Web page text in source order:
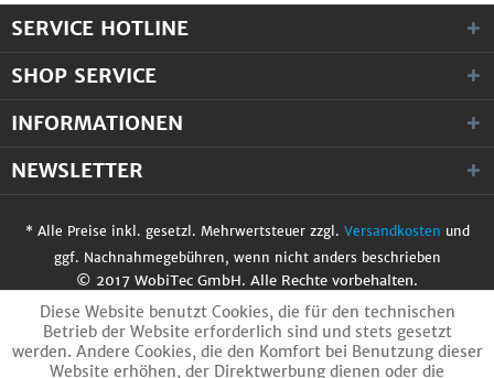
SERVICE HOTLINE
SHOP SERVICE
INFORMATIONEN
NEWSLETTER
* Alle Preise inkl. gesetzl. Mehrwertsteuer zzgl. Versandkosten und
ggf. Nachnahmegebühren, wenn nicht anders beschrieben
© 2017 WobiTec GmbH. Alle Rechte vorbehalten.
Diese Website benutzt Cookies, die für den technischen
Betrieb der Website erforderlich sind und stets gesetzt
werden. Andere Cookies, die den Komfort bei Benutzung dieser
Website erhöhen, der Direktwerbung dienen oder die